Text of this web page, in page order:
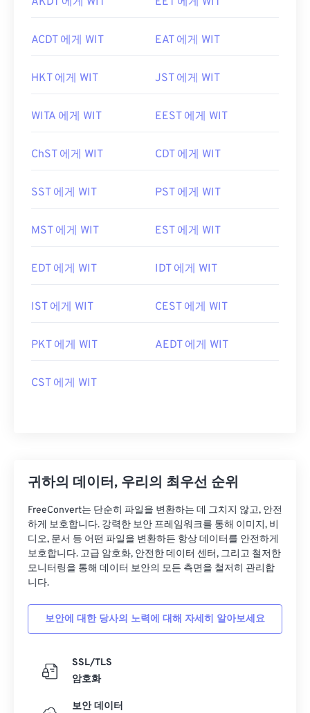
ACDT 에게 WIT EAT 에게 WIT
HKT 에게 WIT JST 에게 WIT
WITA 에게 WIT EEST 에게 WIT
ChST 에게 WIT CDT 에게 WIT
SST 에게 WIT PST 에게 WIT
MST 에게 WIT EST 에게 WIT
EDT 에게 WIT IDT 에게 WIT
IST 에게 WIT CEST 에게 WIT
PKT 에게 WIT AEDT 에게 WIT
CST 에게 WIT
귀하의 데이터, 우리의 최우선 순위
FreeConvert는 단순히 파일을 변환하는 데 그치지 않고, 안전
하게 보호합니다. 강력한 보안 프레임워크를 통해 이미지, 비
디오, 문서 등 어떤 파일을 변환하든 항상 데이터를 안전하게
보호합니다. 고급 암호화, 안전한 데이터 센터, 그리고 철저한
모니터링을 통해 데이터 보안의 모든 측면을 철저히 관리합
니다.
보안에 대한 당사의 노력에 대해 자세히 알아보세요
SSL/TLS
암호화
보안 데이터